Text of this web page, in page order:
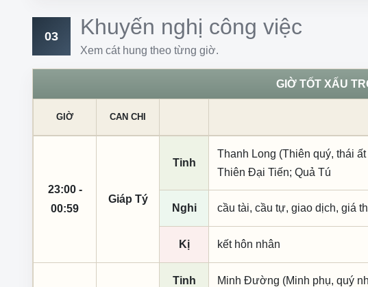
03 Khuyến nghị công việc
Xem cát hung theo từng giờ.
GIỜ TỐT XẤU
GIỜ CAN CHI
23:00 -
00:59
Giáp Tý
Tinh
Thanh Long (Thiên quý, thái
Thiên Đại Tiến; Quả Tú
Nghi cầu tài, cầu tự, giao dịch, giá
Kị kết hôn nhân
Tinh Minh Đường (Minh phụ, quý